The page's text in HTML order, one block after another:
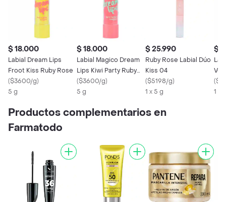
$ 18.000
Labial Dream Lips
Froot Kiss Ruby Rose
($3600/g)
5 g
$ 18.000
Labial Magico Dream
Lips Kiwi Party Ruby
Rose
($3600/g)
5 g
$ 25.990
Ruby Rose Labial Dúo
Kiss 04
($5198/g)
1 x 5 g
$
(
1
Productos complementarios en
Farmatodo